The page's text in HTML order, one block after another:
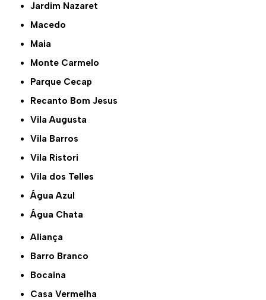
Jardim Nazaret
Macedo
Maia
Monte Carmelo
Parque Cecap
Recanto Bom Jesus
Vila Augusta
Vila Barros
Vila Ristori
Vila dos Telles
Água Azul
Água Chata
Aliança
Barro Branco
Bocaina
Casa Vermelha